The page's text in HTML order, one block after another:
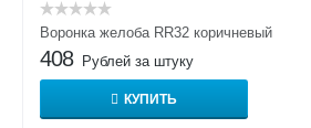
Воронка желоба RR32 коричневый
408 Рублей за штуку
КУПИТЬ